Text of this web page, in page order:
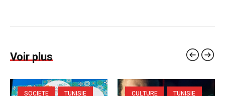
Voir plus
SOCIETE TUNISIE CULTURE
TUNISIE